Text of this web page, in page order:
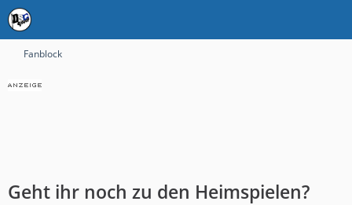
Fanblock
Geht ihr noch zu den Heimspielen?